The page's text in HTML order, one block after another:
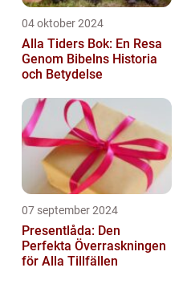
04 oktober 2024
Alla Tiders Bok: En Resa
Genom Bibelns Historia
och Betydelse
07 september 2024
Presentlåda: Den
Perfekta Överraskningen
för Alla Tillfällen